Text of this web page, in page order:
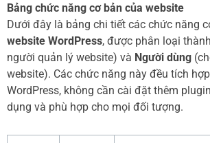
Bảng chức năng cơ bản của website
Dưới đây là bảng chi tiết các chức năng
website WordPress, được phân loại thành
người quản lý website) và Người dùng
website). Các chức năng này đều tích
WordPress, không cần cài đặt thêm
dụng và phù hợp cho mọi đối tượng.